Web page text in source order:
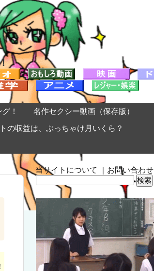
！
！ 名作セクシー動画（保存版）
の収益は、ぶっちゃけ月いくら？
当サイトについて お問い合わせ
検
索: